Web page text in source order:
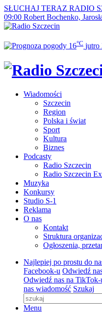
SŁUCHAJ TERAZ RADIO
09:00 Robert Bochenko,
16°C jutro
Wiadomości
Szczecin
Region
Polska i świat
Sport
Kultura
Biznes
Podcasty
Radio Szczecin
Radio Szczecin
Muzyka
Konkursy
Studio S-1
Reklama
O nas
Kontakt
Struktura
Ogłoszenia,
Najlepiej po prostu do
Facebook-u Odwiedź
Odwiedź nas na TikTok-
nas wiadomość Szukaj
Menu